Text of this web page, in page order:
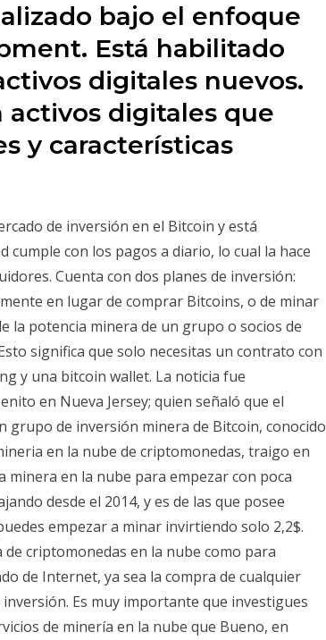
bajo el enfoque
Está habilitado
digitales nuevos.
activos digitales que
y características
de inversión en el Bitcoin y está
cumple con los pagos a diario, lo cual la hace
Cuenta con dos planes de inversión:
en lugar de comprar Bitcoins, o de minar
la potencia minera de un grupo o socios de
significa que solo necesitas un contrato con
y una bitcoin wallet. La noticia fue
en Nueva Jersey; quien señaló que el
grupo de inversión minera de Bitcoin, conocido
en la nube de criptomonedas, traigo en
minera en la nube para empezar con poca
desde el 2014, y es de las que posee
empezar a minar invirtiendo solo 2,2$.
criptomonedas en la nube como para
de Internet, ya sea la compra de cualquier
Es muy importante que investigues
de minería en la nube que Bueno, en